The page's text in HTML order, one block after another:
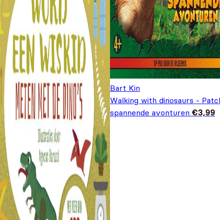
Bart Kin
Walking with dinosaurs -
spannende avonturen €3,99